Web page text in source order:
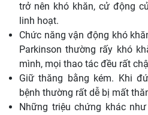
trở nên khó khăn, cử động
linh hoạt.
Chức năng vận động khó
Parkinson thường rấy khó
mình, mọi thao tác đều rất
Giữ thăng bằng kém. Khi
bệnh thường rất dễ bị mất
Những triệu chứng khác